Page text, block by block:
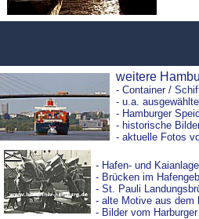
weitere
- Container /
- u.a.
- Hamburger
- historische
- aktuelle Fotos
- Hafen- und
- Brücken im
- St. Pauli
- alte Motive aus dem
- Bilder vom